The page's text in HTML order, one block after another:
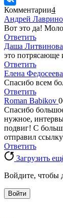
Комментарии4
Андрей
Вот это да!
Ответить
Даша Литвинова
это потрясающе
Ответить
Елена Федосеева
Спасибо всем
Ответить
Roman Babikov
Спасибо
нужное,
подвиг! С
отправил
Ответить
Загрузить
Войдите, чтобы
Войти